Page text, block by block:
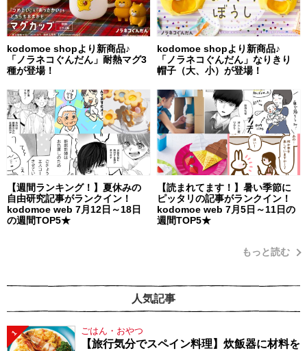
kodomoe shopより新商品♪
「ノラネコぐんだん」耐熱マグ3
種が登場！
kodomoe shopより新商品♪
「ノラネコぐんだん」なりきり
帽子（大、小）が登場！
【週間ランキング！】夏休みの
自由研究記事がランクイン！
kodomoe web 7月12日～18日
の週間TOP5★
【読まれてます！】暑い季節に
ピッタリの記事がランクイン！
kodomoe web 7月5日～11日の
週間TOP5★
もっと読む
人気記事
1 ごはん・おやつ
【旅行気分でスペイン料理】炊飯器に材料を